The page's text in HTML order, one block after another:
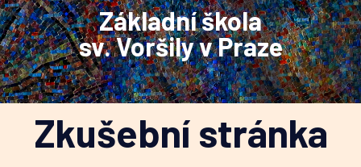
Základní škola
sv. Voršily v Praze
Zkušební stránka